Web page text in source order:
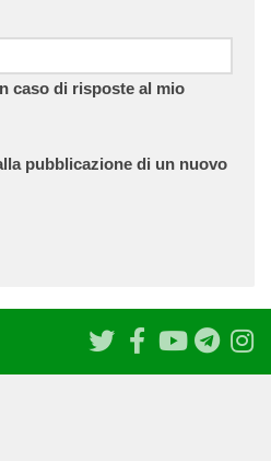
caso di risposte al mio
pubblicazione di un nuovo